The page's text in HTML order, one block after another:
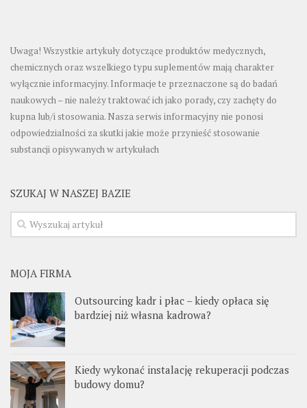
Uwaga! Wszystkie artykuły dotyczące produktów medycznych,
chemicznych oraz wszelkiego typu suplementów mają charakter
wyłącznie informacyjny. Informacje te przeznaczone są do badań
naukowych – nie należy traktować ich jako porady, czy zachęty do
kupna lub/i stosowania. Nasza serwis informacyjny nie ponosi
odpowiedzialności za skutki jakie może przynieść stosowanie
substancji opisywanych w artykułach
SZUKAJ W NASZEJ BAZIE
MOJA FIRMA
Outsourcing kadr i płac – kiedy opłaca się
bardziej niż własna kadrowa?
Kiedy wykonać instalację rekuperacji podczas
budowy domu?